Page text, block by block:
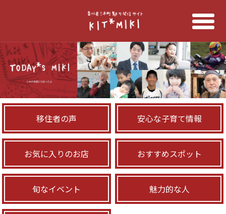
移住者の声 安心な子育て情報
お気に入りのお店 おすすめスポット
旬なイベント 魅力的な人